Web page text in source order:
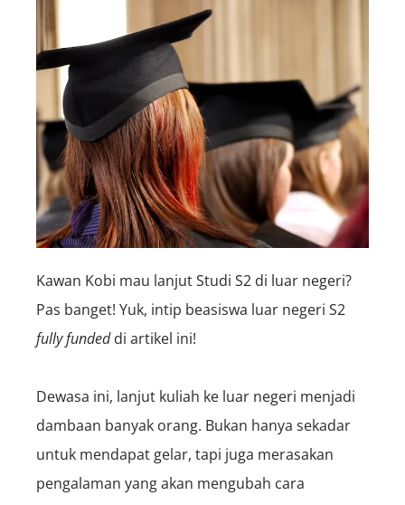
Kawan Kobi mau lanjut Studi S2 di luar negeri?
Pas banget! Yuk, intip beasiswa luar negeri S2
fully fundeddi artikel ini!
Dewasa ini, lanjut kuliah ke luar negeri menjadi
dambaan banyak orang. Bukan hanya sekadar
untuk mendapat gelar, tapi juga merasakan
pengalaman yang akan mengubah cara